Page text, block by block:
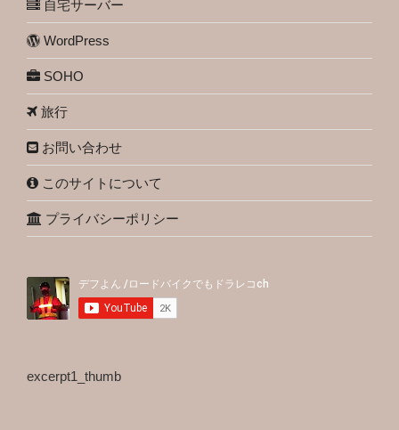
自宅サーバー
WordPress
SOHO
旅行
お問い合わせ
このサイトについて
プライバシーポリシー
excerpt1_thumb